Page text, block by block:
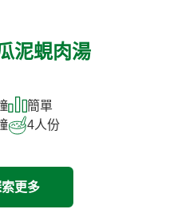
泥蜆肉湯
簡單
4人份
更多